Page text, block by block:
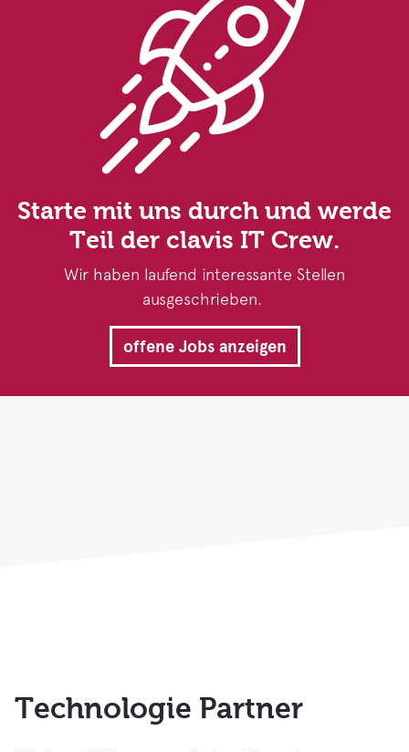
Starte mit uns durch und werde
Teil der clavis IT Crew.
Wir haben laufend interessante Stellen
ausgeschrieben.
offene Jobs anzeigen
Technologie Partner